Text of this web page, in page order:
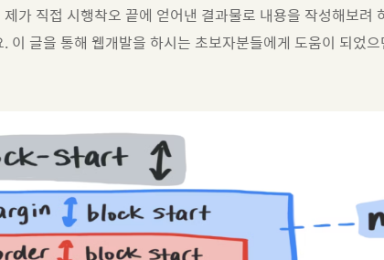
가 직접 시행착오 끝에 얻어낸 결과물로 내용을 작성해보려
이 글을 통해 웹개발을 하시는 초보자분들에게 도움이 되었